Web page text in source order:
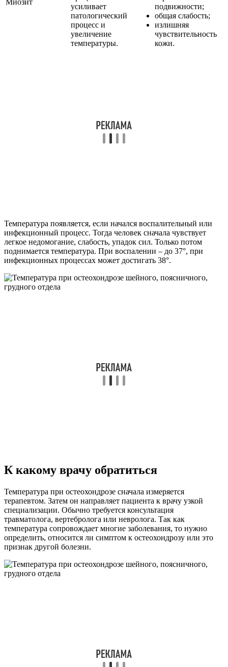
усиливает
патологический
процесс и
увеличение
температуры.
подвижности;
общая слабость;
излишняя
чувствительность
кожи.
Температура появляется, если начался воспалительный или
инфекционный процесс. Тогда человек сначала чувствует
легкое недомогание, слабость, упадок сил. Только потом
поднимается температура. При воспалении – до 37°, при
инфекционных процессах может достигать 38°.
К какому врачу обратиться
Температура при остеохондрозе сначала измеряется
терапевтом. Затем он направляет пациента к врачу узкой
специализации. Обычно требуется консультация
травматолога, вертебролога или невролога. Так как
температура сопровождает многие заболевания, то нужно
определить, относится ли симптом к остеохондрозу или это
признак другой болезни.